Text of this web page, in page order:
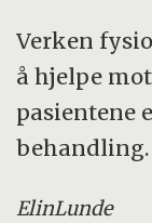
Verken
å hjelpe
pasientene
behandling.
ElinLunde